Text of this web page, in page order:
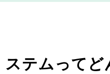
テムってど